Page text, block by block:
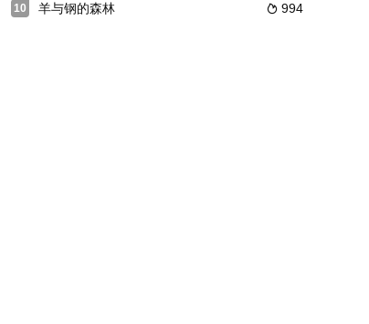
。爱丽丝死后，妓院闹鬼，最后被遗弃。一个多世纪后，这座
尚熙..只能看着视频里的主人公民基来自慰，有一天，尚熙偶然地
始作俑者。随着调查深入，侦
Athena Red sizzle in a st
10  994
羊与钢的森林